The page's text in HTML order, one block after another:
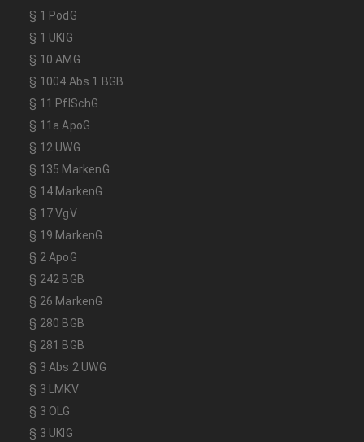
§ 1 PodG
§ 1 UKlG
§ 10 AMG
§ 1004 Abs 1 BGB
§ 11 PflSchG
§ 11a ApoG
§ 12 UWG
§ 135 MarkenG
§ 14 MarkenG
§ 17 VgV
§ 19 MarkenG
§ 2 ApoG
§ 242 BGB
§ 26 MarkenG
§ 280 BGB
§ 281 BGB
§ 3 Abs 2 UWG
§ 3 LMKV
§ 3 ÖLG
§ 3 UKlG